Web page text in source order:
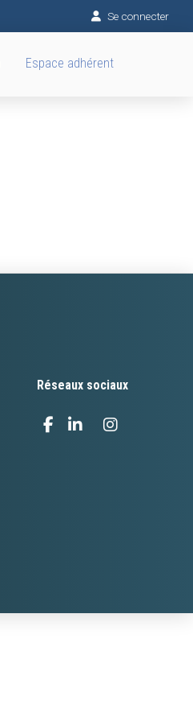
Se connecter
Espace adhérent
Réseaux sociaux